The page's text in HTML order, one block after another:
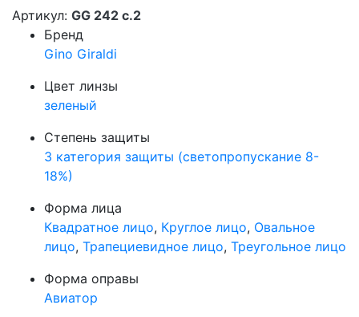
Артикул: GG 242 с.2
Бренд
Gino Giraldi
Цвет линзы
зеленый
Степень защиты
3 категория защиты (светопропускание 8-
18%)
Форма лица
Квадратное лицо, Круглое лицо, Овальное
лицо, Трапециевидное лицо, Треугольное лицо
Форма оправы
Авиатор